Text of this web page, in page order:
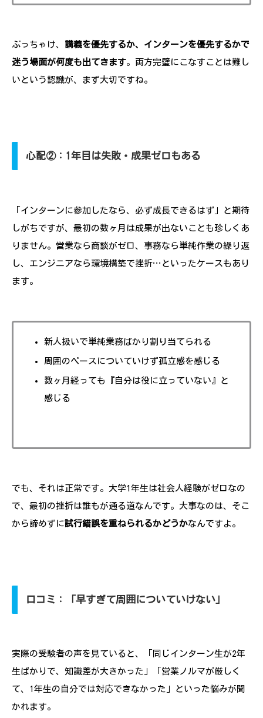
ぶっちゃけ、 講義を優先するか、インターンを優先するかで
迷う場面が何度も出てきます。両方完璧にこなすことは難し
いという認識が、まず大切ですね。
心配②：1年目は失敗・成果ゼロもある
「インターンに参加したなら、必ず成長できるはず」と期待
しがちですが、最初の数ヶ月は成果が出ないことも珍しくあ
りません。営業なら商談がゼロ、事務なら単純作業の繰り返
し、エンジニアなら環境構築で挫折…といったケースもあり
ます。
新人扱いで単純業務ばかり割り当てられる
周囲のペースについていけず孤立感を感じる
数ヶ月経っても『自分は役に立っていない』と
感じる
でも、それは正常です。大学1年生は社会人経験がゼロなの
で、最初の挫折は誰もが通る道なんです。大事なのは、そこ
から諦めずに試行錯誤を重ねられるかどうかなんですよ。
口コミ：「早すぎて周囲についていけない」
実際の受験者の声を見ていると、「同じインターン生が2年
生ばかりで、知識差が大きかった」「営業ノルマが厳しく
て、1年生の自分では対応できなかった」といった悩みが聞
かれます。